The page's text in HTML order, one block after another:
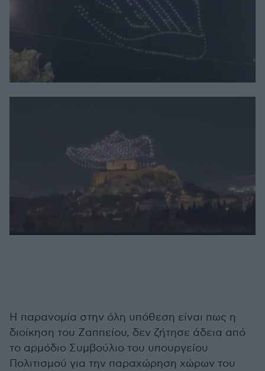
Η παρανομία στην όλη υπόθεση είναι πως η
διοίκηση του Ζαππείου, δεν ζήτησε άδεια από
το αρμόδιο Συμβούλιο του υπουργείου
Πολιτισμού για την παραχώρηση χώρων του